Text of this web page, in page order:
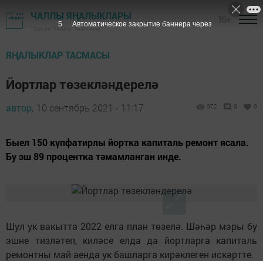
ЧАЛЛЫ ЯҢАЛЫКЛАРЫ
"Шәһри Чаллы" газетасы
ЯҢАЛЫКЛАР ТАСМАСЫ
Йортлар төзекләндерелә
автор, 10 сентябрь 2021 - 11:17 972 0 0
Быел 150 күпфатирлы йортка капиталь ремонт ясала.
Бу эш 89 процентка тәмамланган инде.
Шул ук вакытта 2022 елга план төзелә. Шәһәр мэры бу
эшне тизләтеп, киләсе елда да йортларга капиталь
ремонтны май аенда ук башларга кирәклеген искәртте.
4 Автоматическое закрытие баннера через